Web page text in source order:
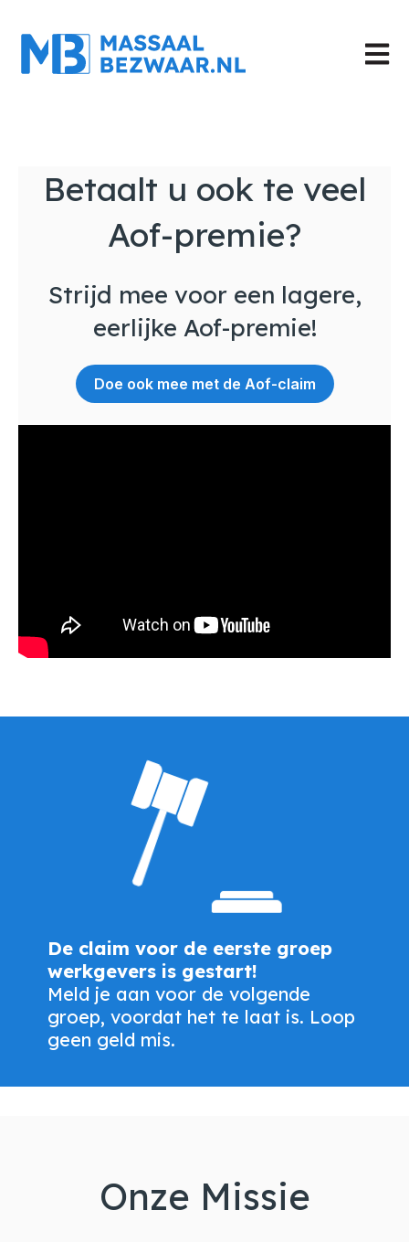
Betaalt u ook te veel
Aof-premie?
Strijd mee voor een lagere,
eerlijke Aof-premie!
Doe ook mee met de Aof-claim
De claim voor de eerste groep
werkgevers is gestart!
Meld je aan voor de volgende
groep, voordat het te laat is. Loop
geen geld mis.
Onze Missie